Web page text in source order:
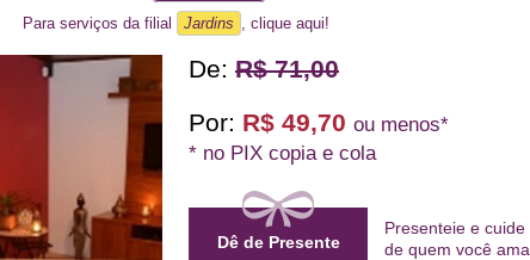
Para serviços da filial
Jardins , clique aqui!
De: R$ 71,00
Por: R$ 49,70 ou menos*
* no PIX copia e cola
Dê de Presente
Presenteie e cuide
de quem você ama